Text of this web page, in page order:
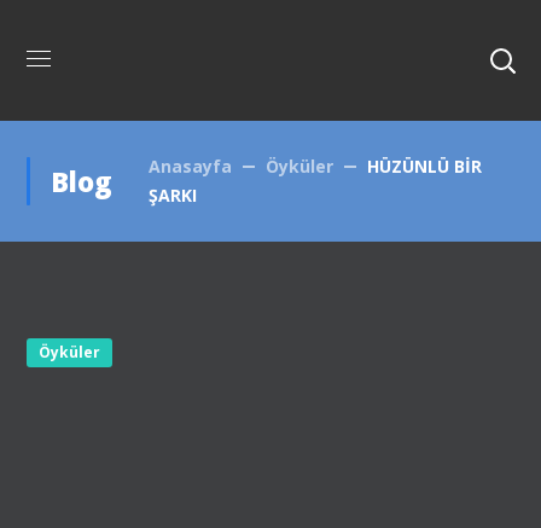
Blog Anasayfa Öyküler
HÜZÜNLÜ BİR
ŞARKI
Öyküler